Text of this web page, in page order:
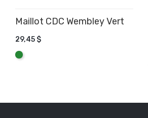
Maillot CDC Wembley Vert
29,45 $
Vert